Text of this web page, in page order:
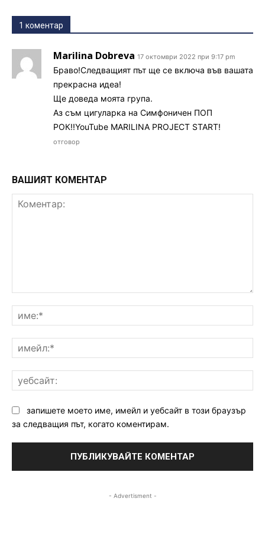
1 коментар
Marilina Dobreva 17 октомври 2022 при 9:17 pm
Браво!Следващият път ще се включа във вашата
прекрасна идеа!
Ще доведа моята група.
Аз съм цигуларка на Симфоничен ПОП
РОК!!YouTube MARILINA PROJECT START!
отговор
ВАШИЯТ КОМЕНТАР
запишете моето име, имейл и уебсайт в този браузър
за следващия път, когато коментирам.
- Advertisment -